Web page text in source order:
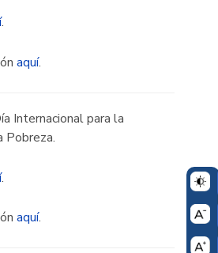
.
aquí.
Internacional para la
Pobreza.
.
aquí.